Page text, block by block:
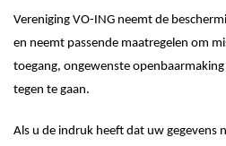
Vereniging VO-ING neemt de
en neemt passende maatregelen om
toegang, ongewenste
tegen te gaan.
Als u de indruk heeft dat uw gegevens